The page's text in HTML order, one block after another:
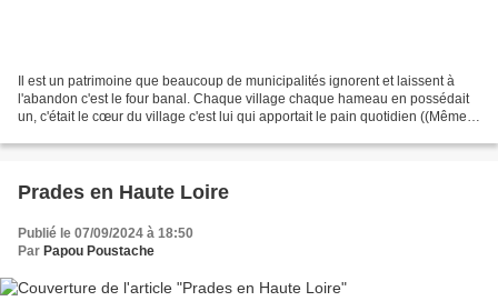
Il est un patrimoine que beaucoup de municipalités ignorent et laissent à
l'abandon c'est le four banal. Chaque village chaque hameau en possédait
un, c'était le cœur du village c'est lui qui apportait le pain quotidien ((Même si
Prades en Haute Loire
Publié le 07/09/2024 à 18:50
Par Papou Poustache